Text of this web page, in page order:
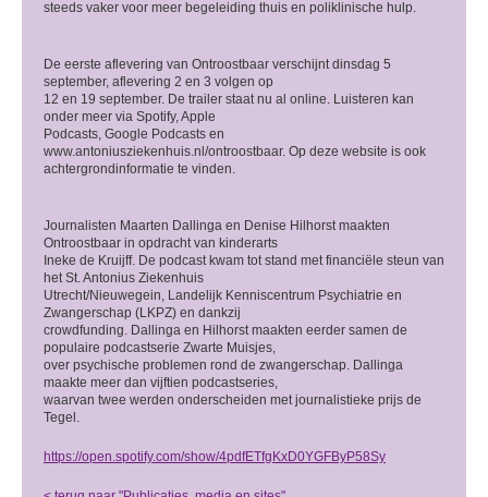
steeds vaker voor meer begeleiding thuis en poliklinische hulp.
De eerste aflevering van Ontroostbaar verschijnt dinsdag 5
september, aflevering 2 en 3 volgen op
12 en 19 september. De trailer staat nu al online. Luisteren kan
onder meer via Spotify, Apple
Podcasts, Google Podcasts en
www.antoniusziekenhuis.nl/ontroostbaar. Op deze website is ook
achtergrondinformatie te vinden.
Journalisten Maarten Dallinga en Denise Hilhorst maakten
Ontroostbaar in opdracht van kinderarts
Ineke de Kruijff. De podcast kwam tot stand met financiële steun van
het St. Antonius Ziekenhuis
Utrecht/Nieuwegein, Landelijk Kenniscentrum Psychiatrie en
Zwangerschap (LKPZ) en dankzij
crowdfunding. Dallinga en Hilhorst maakten eerder samen de
populaire podcastserie Zwarte Muisjes,
over psychische problemen rond de zwangerschap. Dallinga
maakte meer dan vijftien podcastseries,
waarvan twee werden onderscheiden met journalistieke prijs de
Tegel.
https://open.spotify.com/show/4pdfETfgKxD0YGFByP58Sy